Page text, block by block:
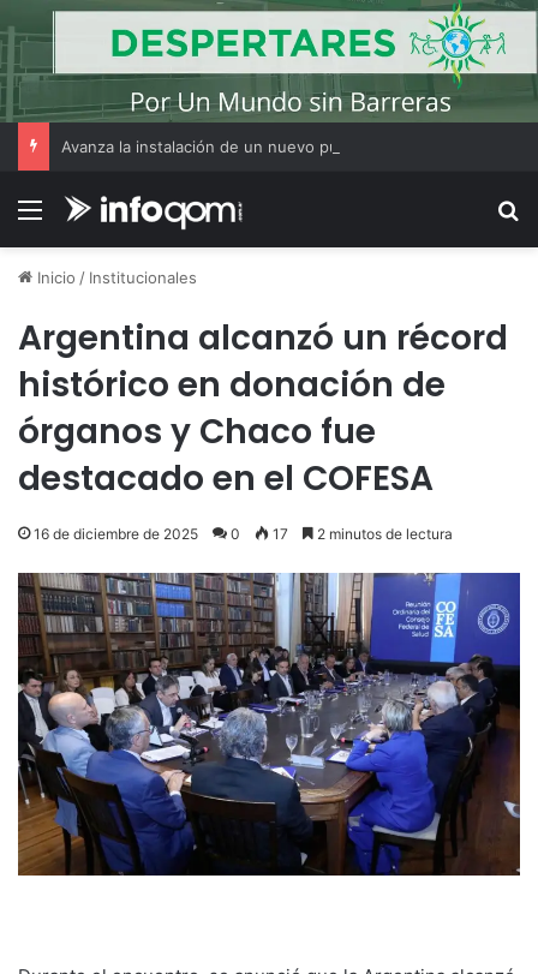
Menú
Inicio / Institucionales
Argentina alcanzó un récord
histórico en donación de
órganos y Chaco fue
destacado en el COFESA
16 de diciembre de 2025 0 17 2 minutos de lectura